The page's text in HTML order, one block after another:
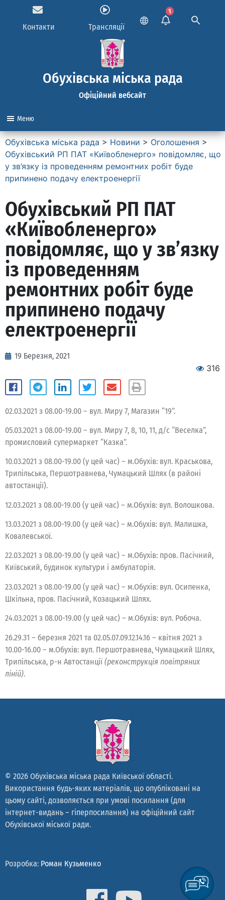
Контакти Трансляції
1
Обухівська міська рада
Офіційний вебсайт
Меню
Обухівська міська рада > Новини > Оголошення >
Обухівський РП ПАТ «Київобленерго» повідомляє, що
у зв’язку із проведенням ремонтних робіт буде
припинено подачу електроенергії
Обухівський РП ПАТ
«Київобленерго»
повідомляє, що у зв’язку
із проведенням
ремонтних робіт буде
припинено подачу
електроенергії
19 Березня, 2021
316
02.03.2021 з 08.00-19.00 – вул. Миру 7, Магазин “19”.
05.03.2021 з 08.00-19.00 – вул. Миру 7, 8, 10, 11, д/с “Веселка”,
промисловий супермаркет “Казка”.
10.03.2021 з 08.00-19.00 (у цей час) – м.Обухів: вул. Краськова,
Трипільська, Першотравнева, Чумацький Шлях (в районі
автостанції).
12.03.2021 з 08.00-19.00 (у цей час) – м.Обухів: вул. Волошкова.
13.03.2021 з 08.00-19.00 (у цей час) – м.Обухів: вул. Малишка,
Ковалевської.
22.03.2021 з 08.00-19.00 (у цей час) – м.Обухів: пров. Пасічний,
Київський, будинок культури і амбулаторія.
23.03.2021 з 08.00-19.00 (у цей час) – м.Обухів: вул. Осипенка,
Шкільна, пров. Пасічний, Козацький Шлях.
24.03.2021 з 08.00-19.00 (у цей час) – м.Обухів: вул. Робоча.
26.29.31 – березня 2021 та 02.05.07.09.12.14.16 – квітня 2021 з
10.00-16.00 – м.Обухів: вул. Першотравнева, Чумацький Шлях,
Трипільська, р-н Автостанції(реконструкція повітряних
ліній).
© 2026 Обухівська міська рада Київської області.
Використання будь-яких матеріалів, що опубліковані на
цьому сайті, дозволяється при умові посилання (для
інтернет-видань – гіперпосилання) на офіційний сайт
Обухівської міської ради.
Розробка: Роман Кузьменко